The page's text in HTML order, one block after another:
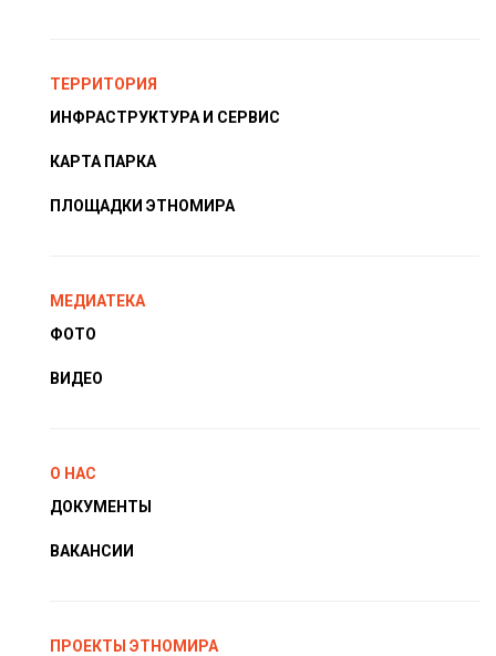
ТЕРРИТОРИЯ
ИНФРАСТРУКТУРА И СЕРВИС
КАРТА ПАРКА
ПЛОЩАДКИ ЭТНОМИРА
МЕДИАТЕКА
ФОТО
ВИДЕО
О НАС
ДОКУМЕНТЫ
ВАКАНСИИ
ПРОЕКТЫ ЭТНОМИРА